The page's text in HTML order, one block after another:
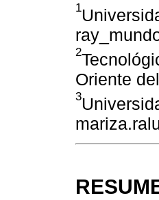
1
2
Oriente
3